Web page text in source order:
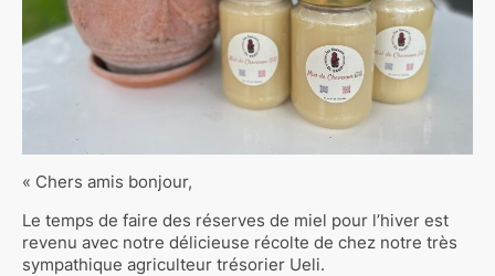
« Chers amis bonjour,
Le temps de faire des réserves de miel pour l’hiver est
revenu avec notre délicieuse récolte de chez notre très
sympathique agriculteur trésorier Ueli.